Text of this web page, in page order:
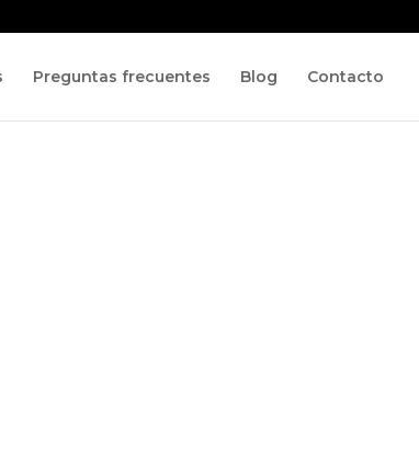
Preguntas frecuentes Blog Contacto